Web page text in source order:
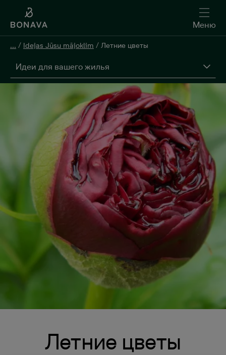
Меню
... / Idejas Jūsu mājoklim / Летние цветы
Идеи для вашего жилья
Летние цветы